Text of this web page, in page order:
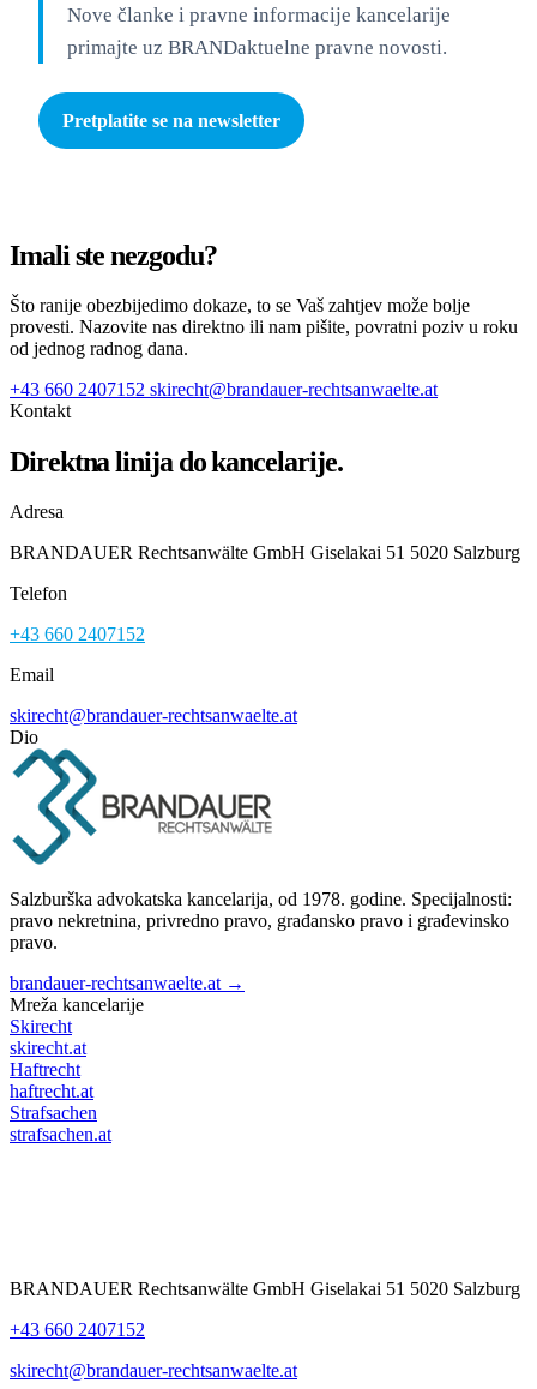
Nove članke i pravne informacije kancelarije
primajte uz BRANDaktuelne pravne novosti.
Pretplatite se na newsletter
Imali ste nezgodu?
Što ranije obezbijedimo dokaze, to se Vaš zahtjev može bolje
provesti. Nazovite nas direktno ili nam pišite, povratni poziv u roku
od jednog radnog dana.
+43 660 2407152 skirecht@brandauer-rechtsanwaelte.at
Kontakt
Direktna linija do kancelarije.
Adresa
BRANDAUER Rechtsanwälte GmbH Giselakai 51 5020 Salzburg
Telefon
+43 660 2407152
Email
skirecht@brandauer-rechtsanwaelte.at
Dio
Salzburška advokatska kancelarija, od 1978. godine. Specijalnosti:
pravo nekretnina, privredno pravo, građansko pravo i građevinsko
pravo.
brandauer-rechtsanwaelte.at →
Mreža kancelarije
Skirecht
skirecht.at
Haftrecht
haftrecht.at
Strafsachen
strafsachen.at
BRANDAUER Rechtsanwälte GmbH Giselakai 51 5020 Salzburg
+43 660 2407152
skirecht@brandauer-rechtsanwaelte.at